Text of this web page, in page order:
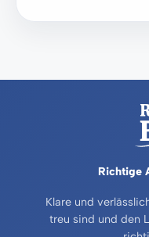
Richtige
Klare und
treu sind und den